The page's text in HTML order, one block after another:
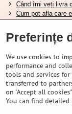
Când îmi veți livra
Cum pot afla care
Vreau să îmi
Tabela de
Cum să alegi
Cum să alegi
Ghidul pentru
Înțelegerea
Preferințe
We use cookies to
performance and
tools and services
transferred to
on "Accept all
You can find